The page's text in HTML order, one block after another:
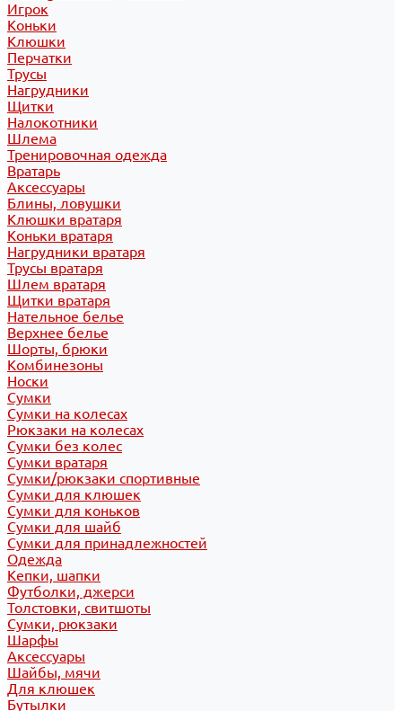
Игрок
Коньки
Клюшки
Перчатки
Трусы
Нагрудники
Щитки
Налокотники
Шлема
Тренировочная одежда
Вратарь
Аксессуары
Блины, ловушки
Клюшки вратаря
Коньки вратаря
Нагрудники вратаря
Трусы вратаря
Шлем вратаря
Щитки вратаря
Нательное белье
Верхнее белье
Шорты, брюки
Комбинезоны
Носки
Сумки
Сумки на колесах
Рюкзаки на колесах
Сумки без колес
Сумки вратаря
Сумки/рюкзаки спортивные
Сумки для клюшек
Сумки для коньков
Сумки для шайб
Сумки для принадлежностей
Одежда
Кепки, шапки
Футболки, джерси
Толстовки, свитшоты
Сумки, рюкзаки
Шарфы
Аксессуары
Шайбы, мячи
Для клюшек
Бутылки